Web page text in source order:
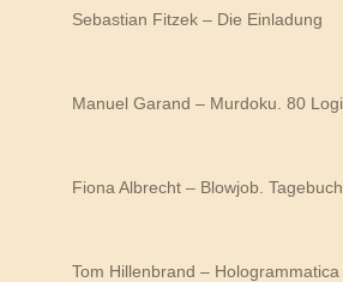
Sebastian Fitzek – Die Einladung
Manuel Garand – Murdoku. 80
Fiona Albrecht – Blowjob.
Tom Hillenbrand – Hologrammatica